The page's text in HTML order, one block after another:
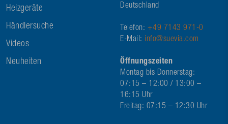
Heizgeräte
Händlersuche
Videos
Neuheiten
Deutschland
Telefon: +49 7143 971-0
E-Mail: info@suevia.com
Öffnungszeiten
Montag bis Donnerstag:
07:15 – 12:00 / 13:00 –
16:15 Uhr
Freitag: 07:15 – 12:30 Uhr